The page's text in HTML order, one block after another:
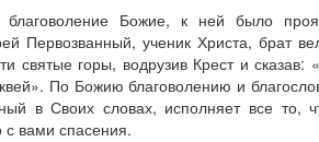
благоволение Божие, к ней было
Первозванный, ученик Христа, брат
святые горы, водрузив Крест и сказав:
По Божию благоволению и
в Своих словах, исполняет все то,
вами спасения.